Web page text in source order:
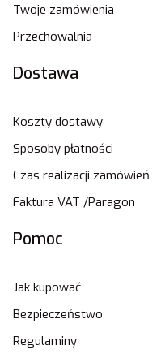
Twoje zamówienia
Przechowalnia
Dostawa
Koszty dostawy
Sposoby płatności
Czas realizacji zamówień
Faktura VAT /Paragon
Pomoc
Jak kupować
Bezpieczeństwo
Regulaminy